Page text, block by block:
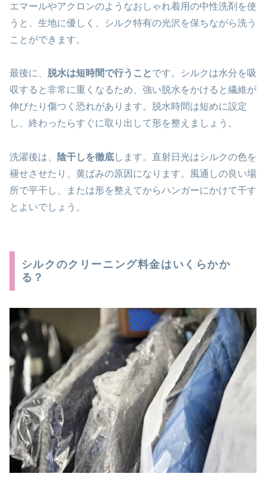
エマールやアクロンのようなおしゃれ着用の中性洗剤を使
うと、生地に優しく、シルク特有の光沢を保ちながら洗う
ことができます。
最後に、 脱水は短時間で行うことです。シルクは水分を吸
収すると非常に重くなるため、強い脱水をかけると繊維が
伸びたり傷つく恐れがあります。脱水時間は短めに設定
し、終わったらすぐに取り出して形を整えましょう。
洗濯後は、 陰干しを徹底します。直射日光はシルクの色を
褪せさせたり、黄ばみの原因になります。風通しの良い場
所で平干し、または形を整えてからハンガーにかけて干す
とよいでしょう。
シルクのクリーニング料金はいくらかか
る？